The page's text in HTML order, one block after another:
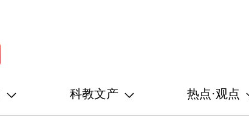
科教文产 热点·观点